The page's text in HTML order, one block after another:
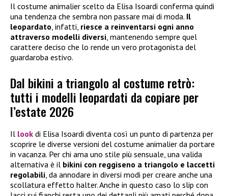
Il costume animalier scelto da Elisa Isoardi conferma quindi
una tendenza che sembra non passare mai di moda. Il
leopardato , infatti, riesce a reinventarsi ogni anno
attraverso modelli diversi , mantenendo sempre quel
carattere deciso che lo rende un vero protagonista del
guardaroba estivo.
Dal bikini a triangolo al costume retrò:
tutti i modelli leopardati da copiare per
l’estate 2026
Il look di Elisa Isoardi diventa così un punto di partenza per
scoprire le diverse versioni del costume animalier da portare
in vacanza. Per chi ama uno stile più sensuale, una valida
alternativa è il bikini con reggiseno a triangolo e laccetti
regolabili , da annodare in diversi modi per creare anche una
scollatura effetto halter. Anche in questo caso lo slip con